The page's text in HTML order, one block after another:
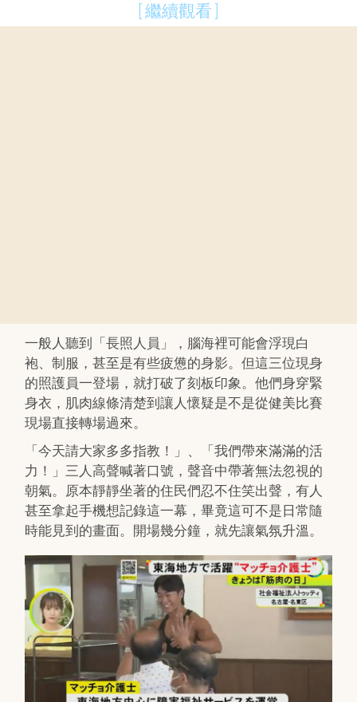
[ 繼續觀看 ]
一般人聽到「長照人員」，腦海裡可能會浮現白
袍、制服，甚至是有些疲憊的身影。但這三位現身
的照護員一登場，就打破了刻板印象。他們身穿緊
身衣，肌肉線條清楚到讓人懷疑是不是從健美比賽
現場直接轉場過來。
「今天請大家多多指教！」、「我們帶來滿滿的活
力！」三人高聲喊著口號，聲音中帶著無法忽視的
朝氣。原本靜靜坐著的住民們忍不住笑出聲，有人
甚至拿起手機想記錄這一幕，畢竟這可不是日常隨
時能見到的畫面。開場幾分鐘，就先讓氣氛升溫。